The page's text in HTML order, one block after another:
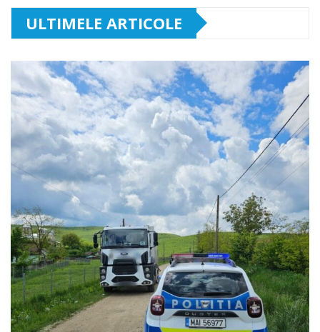
ULTIMELE ARTICOLE